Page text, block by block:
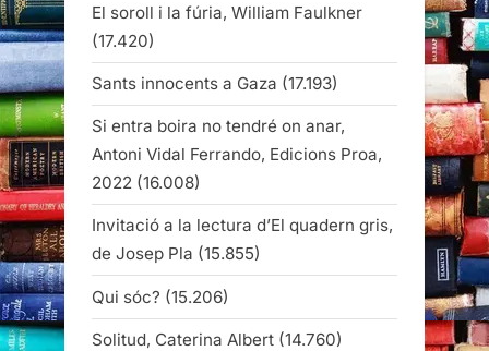
El soroll i la fúria, William Faulkner
(17.420)
Sants innocents a Gaza (17.193)
Si entra boira no tendré on anar,
Antoni Vidal Ferrando, Edicions Proa,
2022 (16.008)
Invitació a la lectura d’El quadern gris,
de Josep Pla (15.855)
Qui sóc? (15.206)
Solitud, Caterina Albert (14.760)